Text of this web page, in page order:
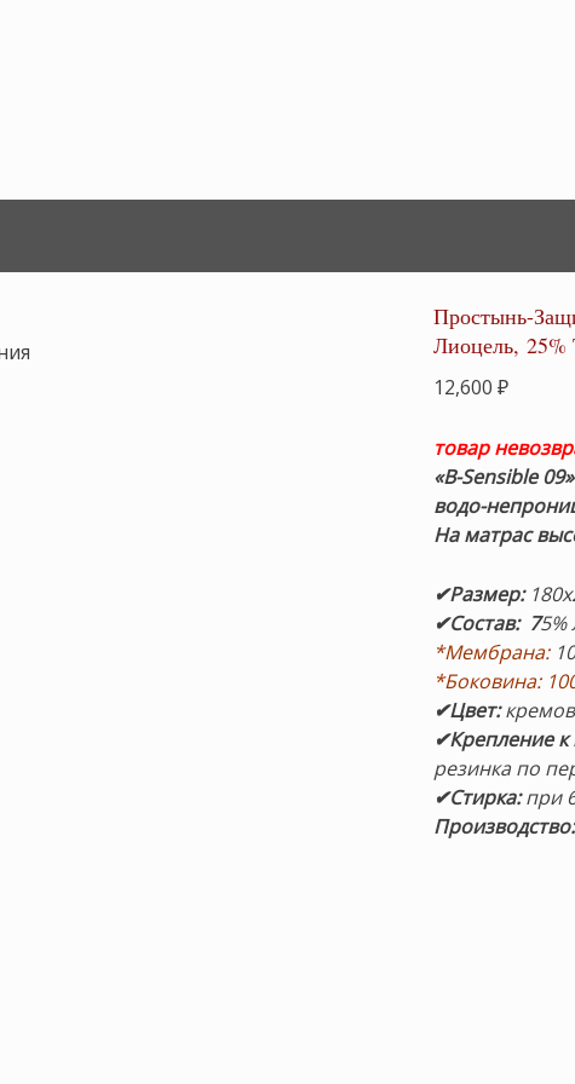
Простынь-
Лиоцель, 25%
12,600₽
товар
«B-Sensible 09»
водо-
На матрас
✔Размер:
✔Состав: 75%
*Мембрана:
*Боковина:
✔Цвет:
✔Крепление к
резинка по
✔Стирка:при